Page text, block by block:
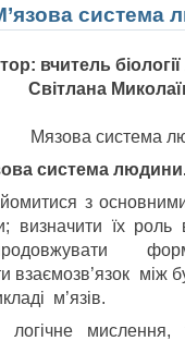
система
вчитель
Світлана
система
з
визначити їх роль
взаємозв’язок між
м’язів.
мислення,